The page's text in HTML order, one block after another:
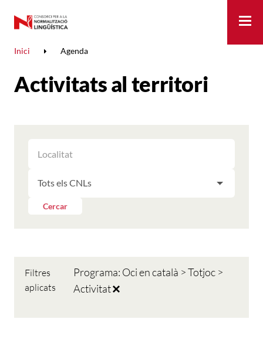
Inici Agenda
Activitats al territori
ELS
RESULTATS
LES
PER
LES
Cercar
Filtres
aplicats
Programa: Oci en català > Totjoc >
Activitat